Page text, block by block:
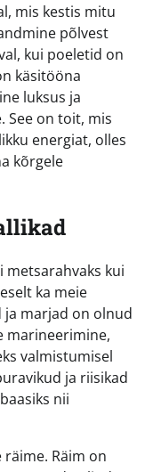
mis kestis mitu
põlvest
kui poeletid on
käsitööna
luksus ja
See on toit, mis
energiat, olles
kõrgele
metsarahvaks kui
ka meie
ja marjad on olnud
marineerimine,
valmistumisel
ja riisikad
nii
Räim on